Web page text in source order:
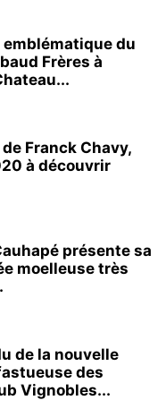
du
Frères à
Franck Chavy,
à découvrir
présente sa
moelleuse très
de la nouvelle
des
Vignobles...